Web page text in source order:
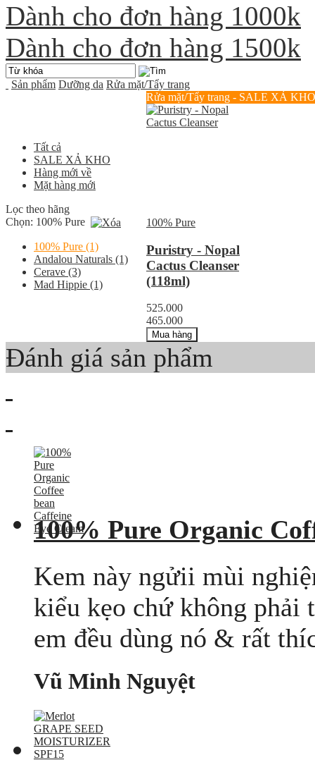
Dành cho đơn hàng 1000k
Dành cho đơn hàng 1500k
Sản phẩm Dưỡng da Rửa mặt/Tẩy trang
Tất cả
SALE XẢ KHO
Hàng mới về
Mặt hàng mới
Lọc theo hãng
Chọn: 100% Pure
100% Pure (1)
Andalou Naturals (1)
Cerave (3)
Mad Hippie (1)
Rửa mặt/Tẩy trang - SALE XẢ KHO
100% Pure
Puristry - Nopal
Cactus Cleanser
(118ml)
525.000
465.000
Mua hàng
Đánh giá sản phẩm
100% Pure Organic
Kem này ngửii mùi
kiểu kẹo chứ không phải
em đều dùng nó & rất
Vũ Minh Nguyệt